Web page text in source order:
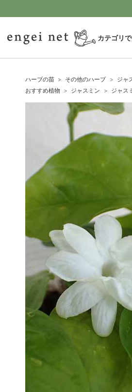
カテゴリ
ハーブの苗 その他のハーブ
ジャ
おすすめ植物
ジャスミン ジャス